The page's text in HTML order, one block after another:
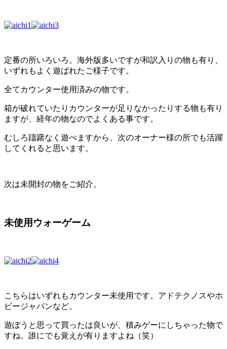
定番の所いろいろ。海外版多いですが和訳入りの物も有り、
いずれもよく遊ばれたご様子です。
全てカウンター使用済みの物です。
箱が破れていたりカウンターが足りなかったりする物も有り
ますが、経年の物なのでよくある事です。
むしろ躊躇なく遊べますから、次のオーナー様の所でも活躍
してくれると思います。
次は未開封の物をご紹介。
未使用ウォーゲーム
こちらはいずれもカウンター未使用です。アドテクノスやホ
ビージャパンなど。
遊ぼうと思って買ったは良いが、積みゲーにしちゃった物で
すね。誰にでも覚えが有りますよね（笑）